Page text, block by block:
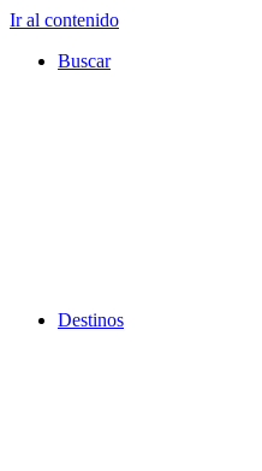
Ir al contenido
Buscar
Destinos